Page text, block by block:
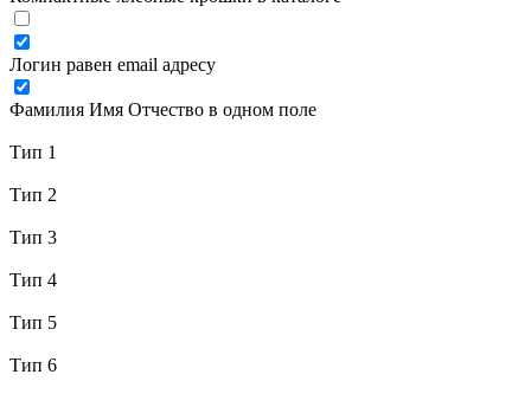
Логин равен email адресу
Фамилия Имя Отчество в одном поле
Тип 1
Тип 2
Тип 3
Тип 4
Тип 5
Тип 6